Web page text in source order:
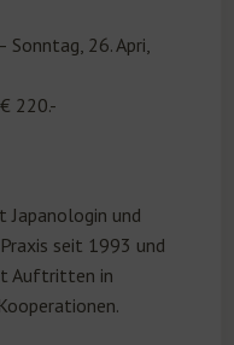
Sonntag, 26. Apri,
220.-
Japanologin und
seit 1993 und
Auftritten in